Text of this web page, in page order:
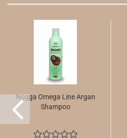
Nogga Omega Line Argan
Shampoo